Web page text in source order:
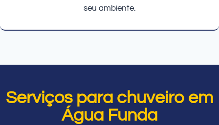
seu ambiente.
Serviços para chuveiro em
Água Funda